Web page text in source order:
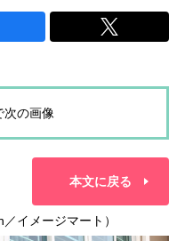
の画像
本文に戻る
イメージマート）